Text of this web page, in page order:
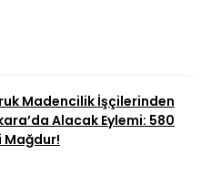
Madencilik İşçilerinden
Alacak Eylemi: 580
Mağdur!